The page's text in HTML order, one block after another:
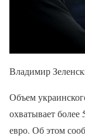
Владимир
Объем
охватывает более
евро. Об этом